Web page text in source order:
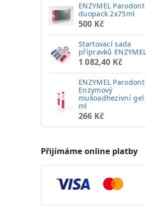
ENZYMEL Parodont
duopack 2x75ml
500 Kč
Startovací sada
přípravků ENZYMEL
1 082,40 Kč
ENZYMEL Parodont
Enzymový
mukoadhezivní gel
ml
266 Kč
Přijímáme online platby